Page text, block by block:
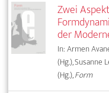
Zwei
der
In: Armen
(Hg.), Susanne
(Hg.),Form